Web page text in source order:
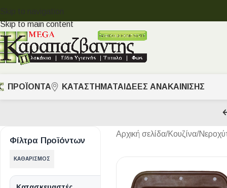
Skip to navigation
Skip to main content
ΠΡΟΪΟΝΤΑ ΚΑΤΑΣΤΗΜΑΤΑ ΙΔΈΕΣ ΑΝΑΚΑΊΝΙΣΗΣ
Φίλτρα Προϊόντων
ΚΑΘΑΡΙΣΜΌΣ
Αρχική σελίδα/Κουζίνα/